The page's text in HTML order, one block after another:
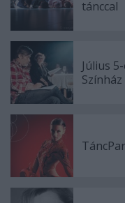
tánccal
Július
Színház